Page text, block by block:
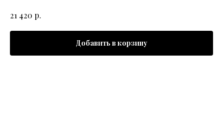
21 420 р.
Добавить в корзину